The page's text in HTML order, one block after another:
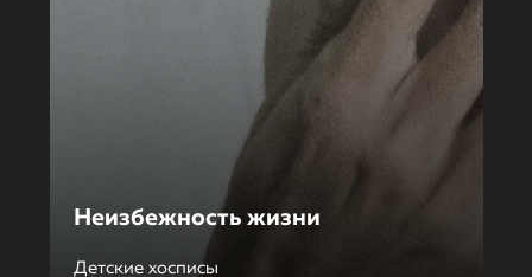
Неизбежность жизни
Детские хосписы